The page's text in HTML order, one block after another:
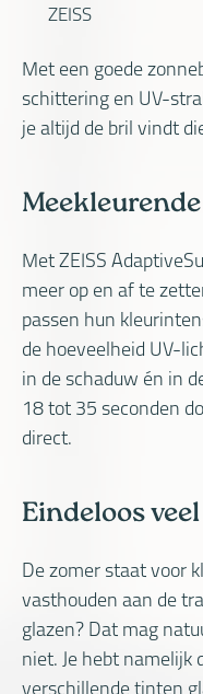
ZEISS
Met een goede
schittering en UV-
je altijd de bril vindt
Met ZEISS
meer op en af te
passen hun
de hoeveelheid UV-
in de schaduw én in
18 tot 35 seconden
direct.
Eindeloos
De zomer staat voor
vasthouden aan de
glazen? Dat mag
niet. Je hebt namelijk